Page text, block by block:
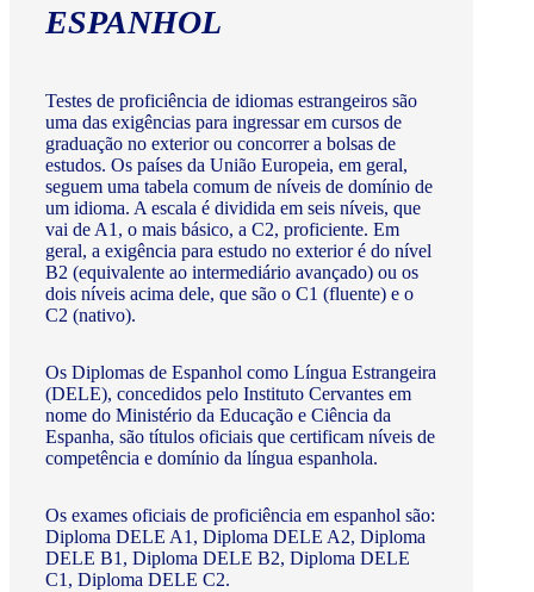
ESPANHOL
Testes de proficiência de idiomas estrangeiros são
uma das exigências para ingressar em cursos de
graduação no exterior ou concorrer a bolsas de
estudos. Os países da União Europeia, em geral,
seguem uma tabela comum de níveis de domínio de
um idioma. A escala é dividida em seis níveis, que
vai de A1, o mais básico, a C2, proficiente. Em
geral, a exigência para estudo no exterior é do nível
B2 (equivalente ao intermediário avançado) ou os
dois níveis acima dele, que são o C1 (fluente) e o
C2 (nativo).
Os Diplomas de Espanhol como Língua Estrangeira
(DELE), concedidos pelo Instituto Cervantes em
nome do Ministério da Educação e Ciência da
Espanha, são títulos oficiais que certificam níveis de
competência e domínio da língua espanhola.
Os exames oficiais de proficiência em espanhol são:
Diploma DELE A1, Diploma DELE A2, Diploma
DELE B1, Diploma DELE B2, Diploma DELE
C1, Diploma DELE C2.